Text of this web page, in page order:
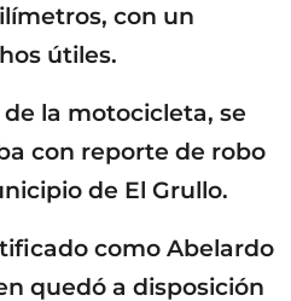
con un
útiles.
la motocicleta, se
con reporte de robo
de El Grullo.
como Abelardo
quedó a disposición